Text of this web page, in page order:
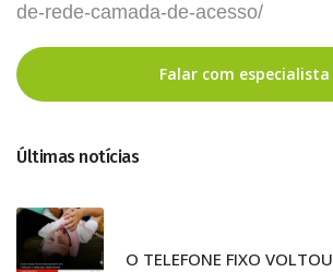
de-rede-camada-de-acesso/
Falar com especialista
Últimas notícias
O TELEFONE FIXO VOLTOU